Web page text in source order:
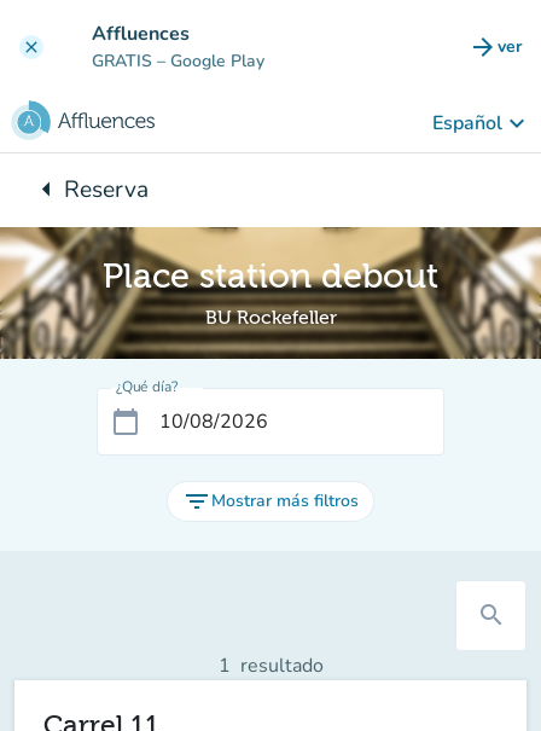
clear Affluences
GRATIS – Google Play arrow_forward ver
Español keyboard_arrow_down
arrow_leftVuelta:
Reserva
Place station debout
BU Rockefeller
¿Qué día?
calendar_today
filter_list Mostrar más filtros
search
1 resultado